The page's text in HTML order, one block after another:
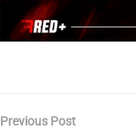
Previous Post